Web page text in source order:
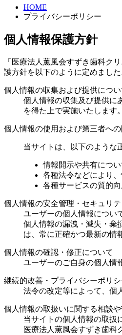
HOME
プライバシーポリシー
個人情報保護方針
「医療法人薫風会すずき歯科ク
護方針を以下のように定めまし
個人情報の収集および提供につい
個人情報の収集及び提供に
を得た上で実施いたします。
個人情報の使用および第三者へ
当サイトは、以下のような
情報開示や共有につ
各種法令などにより
各種サービスの質的
個人情報の安全管理・セキュリ
ユーザーの個人情報につい
個人情報の漏洩・滅失・棄
は、常に正確かつ最新の情
個人情報の確認・修正について
ユーザーのご自身の個人情
継続的改善・プライバシーポリ
法令の改定等によって、個
個人情報の取扱いに関する相談
当サイトの個人情報の取扱
医療法人薫風会すずき歯科